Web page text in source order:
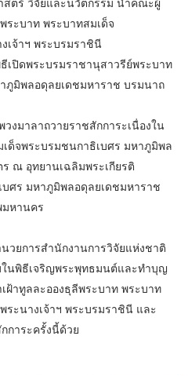
ระบาท พระบาทสมเด็จ
เจ้าฯ พระบรมราชินี
เปิดพระบรมราชานุสาวรีย์พระบาท
ภูมิพลอดุลยเดชมหาราช บรมนาถ
งมาลาถวายราชสักการะเนื่องใน
ด็จพระบรมชนกาธิเบศร มหาภูมิพล
ณ อุทยานเฉลิมพระเกียรติ
ศร มหาภูมิพลอดุลยเดชมหาราช
มหานคร
วยการสำนักงานการวิจัยแห่งชาติ
นพิธีเจริญพระพุทธมนต์และทำบุญ
ฝ้าทูลละอองธุลีพระบาท พระบาท
ระนางเจ้าฯ พระบรมราชินี และ
การะครั้งนี้ด้วย